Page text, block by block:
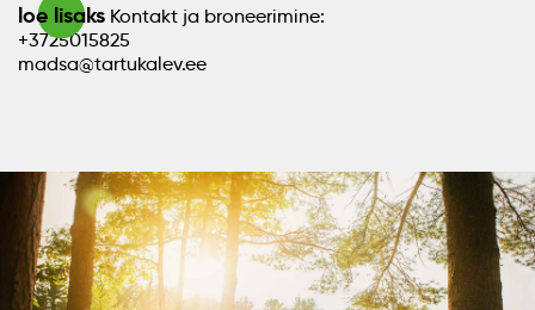
loe lisaks Kontakt ja broneerimine:
+3725015825
madsa@tartukalev.ee